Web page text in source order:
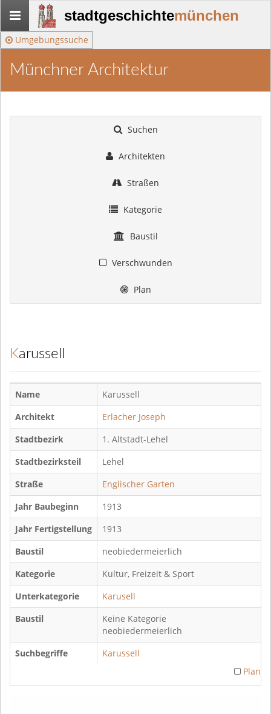
Stadtgeschichte-
München
stadtgeschichtemünchen
Umgebungssuche
Münchner Architektur
Suchen
Architekten
Straßen
Kategorie
Baustil
Verschwunden
Plan
Karussell
Name
Karussell
Architekt
Erlacher Joseph
Stadtbezirk
1. Altstadt-Lehel
Stadtbezirksteil
Lehel
Straße
Englischer Garten
Jahr Baubeginn
1913
Jahr Fertigstellung
1913
Baustil
neobiedermeierlich
Kategorie
Kultur, Freizeit & Sport
Unterkategorie
Karusell
Baustil
Keine Kategorie
neobiedermeierlich
Suchbegriffe
Karussell
Plan